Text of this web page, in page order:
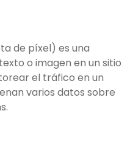
de píxel) es una
o imagen en un sitio
el tráfico en un
varios datos sobre